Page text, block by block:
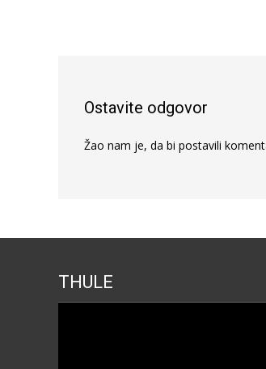
Ostavite odgovor
Žao nam je, da bi postavili
THULE